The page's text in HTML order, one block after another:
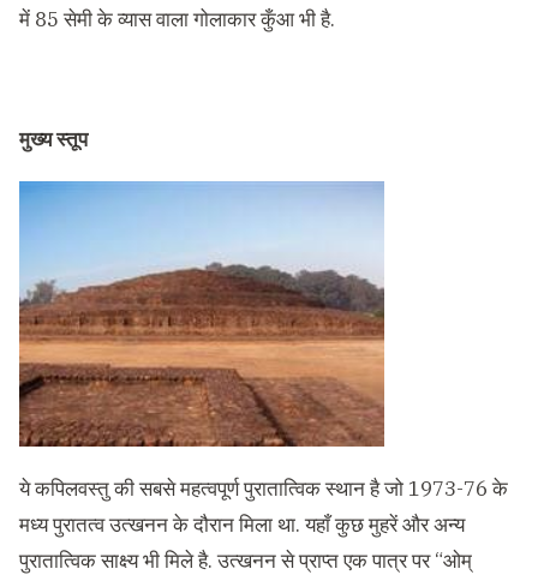
में 85 सेमी के व्यास वाला गोलाकार कुँआ भी है.
मुख्य स्तूप
ये कपिलवस्तु की सबसे महत्वपूर्ण पुरातात्विक स्थान है जो 1973-76 के
मध्य पुरातत्व उत्खनन के दौरान मिला था. यहाँ कुछ मुहरें और अन्य
पुरातात्विक साक्ष्य भी मिले है. उत्खनन से प्राप्त एक पात्र पर “ओम्